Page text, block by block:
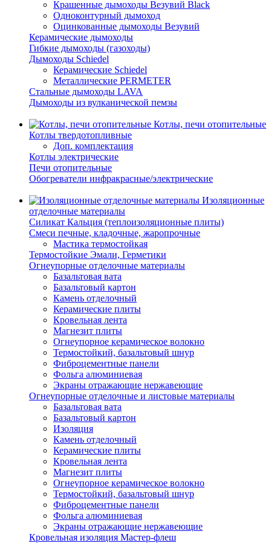
Крашенные дымоходы Везувий Black
Одноконтурный дымоход
Оцинкованные дымоходы Везувий
Керамические дымоходы
Гибкие дымоходы (газоходы)
Дымоходы Schiedel
Керамические Schiedel
Металлические PERMETER
Стальные дымоходы LAVA
Дымоходы из вулканической пемзы
Котлы, печи отопительные
Котлы твердотопливные
Доп. комплектация
Котлы электрические
Печи отопительные
Обогреватели инфракрасные/электрические
Изоляционные
отделочные материалы
Силикат Кальция (теплоизоляционные плиты)
Смеси печные, кладочные, жаропрочные
Мастика термостойкая
Термостойкие Эмали, Герметики
Огнеупорные отделочные материалы
Базальтовая вата
Базальтовый картон
Камень отделочный
Керамические плиты
Кровельная лента
Магнезит плиты
Огнеупорное керамическое волокно
Термостойкий, базальтовый шнур
Фиброцементные панели
Фольга алюминиевая
Экраны отражающие нержавеющие
Огнеупорные отделочные и листовые материалы
Базальтовая вата
Базальтовый картон
Изоляция
Камень отделочный
Керамические плиты
Кровельная лента
Магнезит плиты
Огнеупорное керамическое волокно
Термостойкий, базальтовый шнур
Фиброцементные панели
Фольга алюминиевая
Экраны отражающие нержавеющие
Кровельная изоляция Мастер-флеш